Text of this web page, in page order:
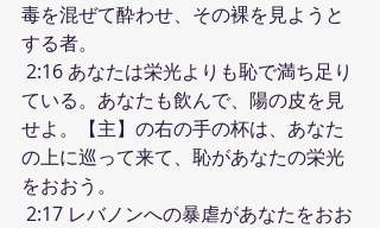
毒を混ぜて酔わせ、その裸を見ようと
する者。
ている。あなたも飲んで、陽の皮を見
せよ。【主】の右の手の杯は、あなた
の上に巡って来て、恥があなたの栄光
をおおう。